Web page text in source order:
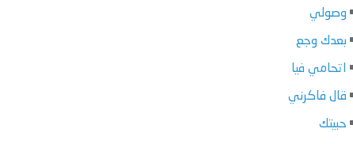
وصولي
بعدك وجع
اتحامي فيا
قال فاكرني
حبيتك